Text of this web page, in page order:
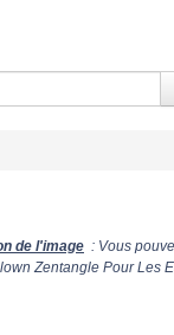
de l'image : Vous
Zentangle Pour Les